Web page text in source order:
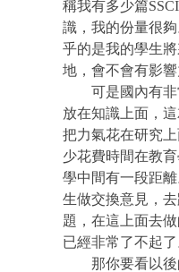
稱我有多少篇SSCI
識，我的份量很
乎的是我的學生
地，會不會有影響
可是國內有
放在知識上面，
把力氣花在研究
少花費時間在教
學中間有一段距
生做交換意見，
題，在這上面去
已經非常了不起了
那你要看以